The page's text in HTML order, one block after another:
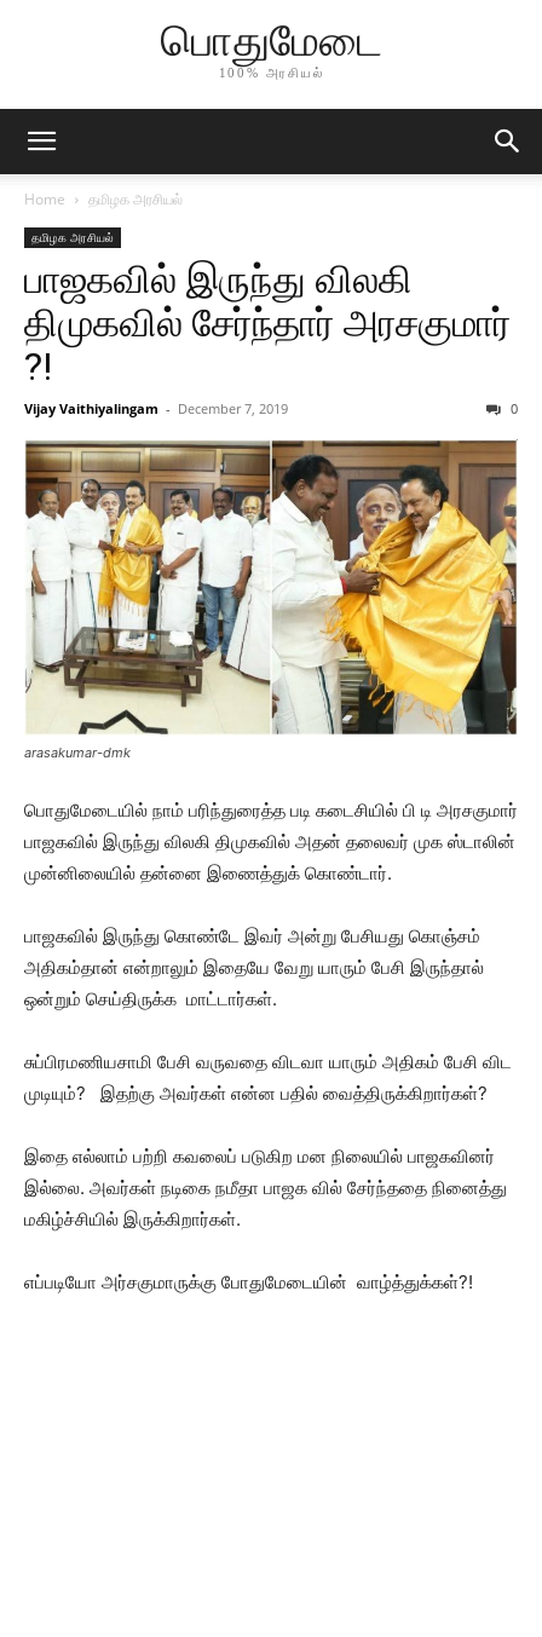
பொதுமேடை
100% அரசியல்
Home தமிழக அரசியல்
தமிழக அரசியல்
பாஜகவில் இருந்து விலகி
திமுகவில் சேர்ந்தார் அரசகுமார்
?!
Vijay Vaithiyalingam - December 7, 2019 0
arasakumar-dmk
பொதுமேடையில் நாம் பரிந்துரைத்த படி கடைசியில் பி டி அரசகுமார்
பாஜகவில் இருந்து விலகி திமுகவில் அதன் தலைவர் முக ஸ்டாலின்
முன்னிலையில் தன்னை இணைத்துக் கொண்டார்.
பாஜகவில் இருந்து கொண்டே இவர் அன்று பேசியது கொஞ்சம்
அதிகம்தான் என்றாலும் இதையே வேறு யாரும் பேசி இருந்தால்
ஒன்றும் செய்திருக்க மாட்டார்கள்.
சுப்பிரமணியசாமி பேசி வருவதை விடவா யாரும் அதிகம் பேசி விட
முடியும்? இதற்கு அவர்கள் என்ன பதில் வைத்திருக்கிறார்கள்?
இதை எல்லாம் பற்றி கவலைப் படுகிற மன நிலையில் பாஜகவினர்
இல்லை. அவர்கள் நடிகை நமீதா பாஜக வில் சேர்ந்ததை நினைத்து
மகிழ்ச்சியில் இருக்கிறார்கள்.
எப்படியோ அர்சகுமாருக்கு போதுமேடையின் வாழ்த்துக்கள்?!